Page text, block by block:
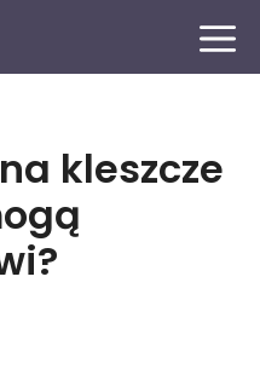
MENU
kleszcze